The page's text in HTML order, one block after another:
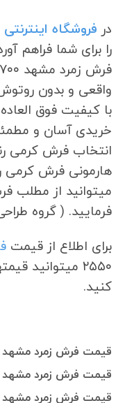
در فروشگاه
را برای شما فراهم
واقعی و بدون
با کیفیت فوق
خریدی آسان و
انتخاب فرش کرمی
هارمونی فرش کرمی
میتوانید از مطلب
فرمایید. ( گروه
برای اطلاع از قیمت
۲۵۵۰ میتوانید
کنید.
قیمت فرش زمرد مشهد ۷۰۰ شانه ۱۲ متری تراکم ۲۵۵۰
قیمت فرش زمرد مشهد ۷۰۰ شانه ۹ متری تراکم ۲۵۵۰
قیمت فرش زمرد مشهد ۷۰۰ شانه ۶ متری تراکم ۲۵۵۰